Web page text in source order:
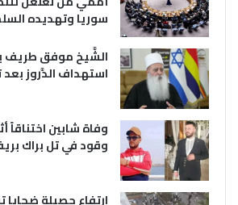
سوريا وتهديده
الشَّيخ موفق طريف
استهداف الدَّروز بعد
وفاة شابين اختناقاً
وقود في تل براك